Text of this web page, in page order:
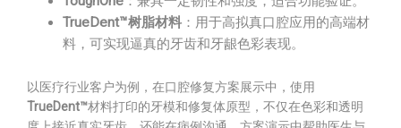
TrueDent™树脂材料 ：用于高拟真口腔应用的高端材
料，可实现逼真的牙齿和牙龈色彩表现。
以医疗行业客户为例，在口腔修复方案展示中，使用
TrueDent™材料打印的牙模和修复体原型，不仅在色彩和透明